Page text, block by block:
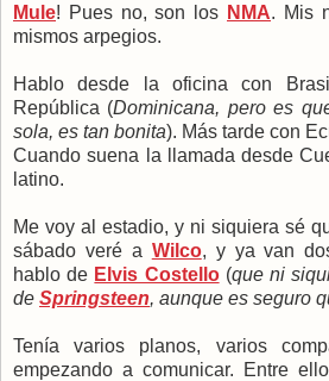
Mule! Pues no, son los NMA. Mis
mismos arpegios.
Hablo desde la oficina con
República (Dominicana, pero es
sola, es tan bonita). Más tarde con
Cuando suena la llamada desde
latino.
Me voy al estadio, y ni siquiera sé
sábado veré a Wilco, y ya van
hablo de Elvis Costello(que ni
de Springsteen, aunque es seguro
Tenía varios planos, varios
empezando a comunicar. Entre